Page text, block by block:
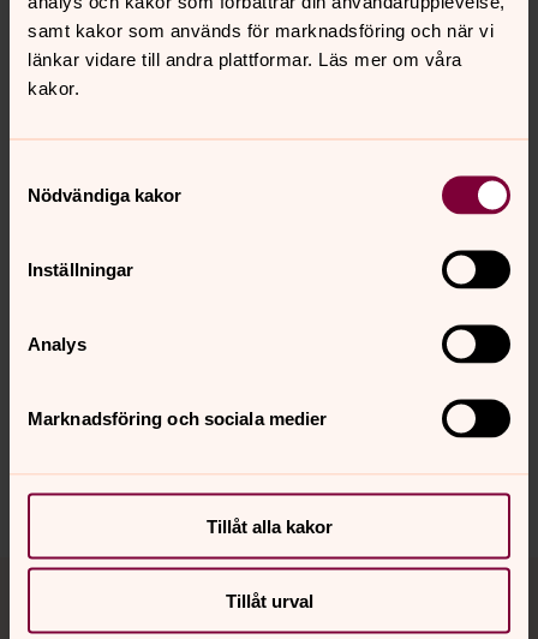
samt kakor som används för marknadsföring och när vi
länkar vidare till andra plattformar. Läs mer om våra
kakor.
Nödvändiga kakor
Inställningar
Analys
Marknadsföring och sociala medier
Tillåt alla kakor
Tillåt urval
Telefon:0498-20 68 00. Telefontid måndag,
tisdag, torsdag och fredag klockan 9–12.
Besöksadress: Norra Kyrkogatan 2.
Besökstid expedition måndag, tisdag, torsdag och
Synpunkter eller frågor på sidans
visby.domkyrko@svenskakyrkan.se
Tillbaka till toppen
Tillbaka till innehållet